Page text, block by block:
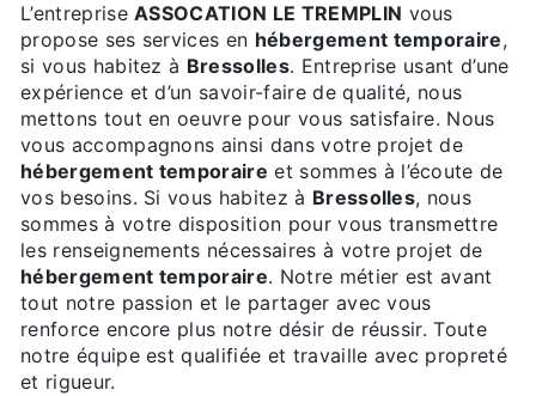
L’entrepriseASSOCATION LE TREMPLIN vous
propose ses services en hébergement temporaire,
si vous habitez à Bressolles. Entreprise usant d’une
expérience et d’un savoir-faire de qualité, nous
mettons tout en oeuvre pour vous satisfaire. Nous
vous accompagnons ainsi dans votre projet de
hébergement temporaire et sommes à l’écoute de
vos besoins. Si vous habitez à Bressolles, nous
sommes à votre disposition pour vous transmettre
les renseignements nécessaires à votre projet de
hébergement temporaire. Notre métier est avant
tout notre passion et le partager avec vous
renforce encore plus notre désir de réussir. Toute
notre équipe est qualifiée et travaille avec propreté
et rigueur.